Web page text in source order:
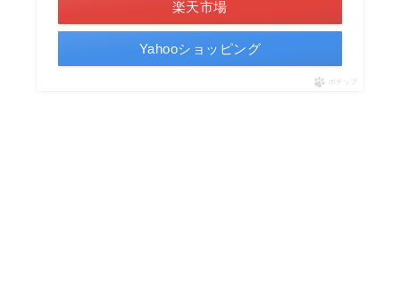
楽天市場
Yahooショッピング
ポチップ